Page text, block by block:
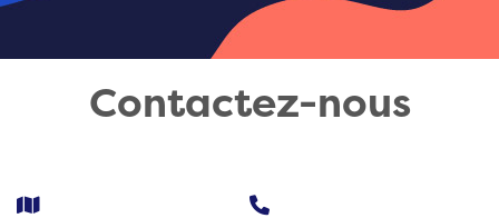
Contactez-nous